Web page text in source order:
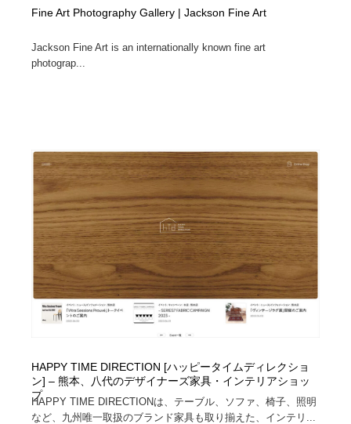
Fine Art Photography Gallery | Jackson Fine Art
Jackson Fine Art is an internationally known fine art
photograp...
HAPPY TIME DIRECTION [ハッピータイムディレクショ
ン] – 熊本、八代のデザイナーズ家具・インテリアショッ
プ
HAPPY TIME DIRECTIONは、テーブル、ソファ、椅子、照明
など、九州唯一取扱のブランド家具も取り揃えた、インテリ...